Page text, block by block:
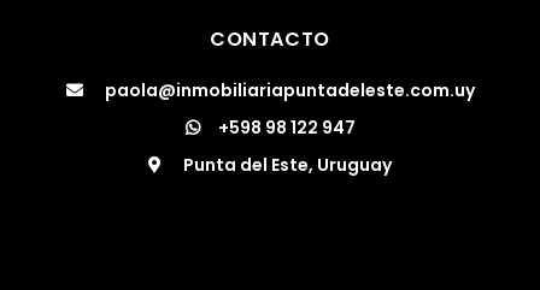
CONTACTO
paola@inmobiliariapuntadeleste.com.uy
+598 98 122 947
Punta del Este, Uruguay